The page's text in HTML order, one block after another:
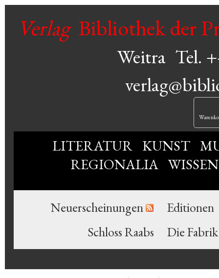
VerlagBibliothek der
Weitra Tel.
LITERATUR KUNST
REGIONALIA
Neuerscheinungen
Editionen
Schloss Raabs
Die Fabrik